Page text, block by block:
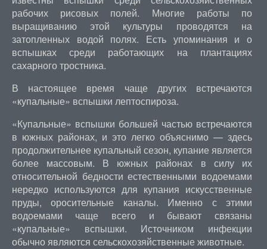
рабочих рисовых полей. Многие работы по
выращиванию этой культуры проводятся на
затопленных водой полях. Есть упоминания и о
вспышках среди работающих на плантациях
сахарного тростника.
В настоящее время чаще других встречаются
«купальные» вспышки лептоспироза.
«Купальные» вспышки большей частью встречаются
в южных районах, и это легко объяснимо — здесь
продолжительнее купальный сезон, купание является
более массовым. В южных районах в силу их
относительной бедности естественными водоемами
нередко используются для купания искусственные
пруды, оросительные каналы. Именно с этими
водоемами чаще всего и бывают связаны
«купальные» вспышки. Источником инфекции
обычно являются сельскохозяйственные животные.